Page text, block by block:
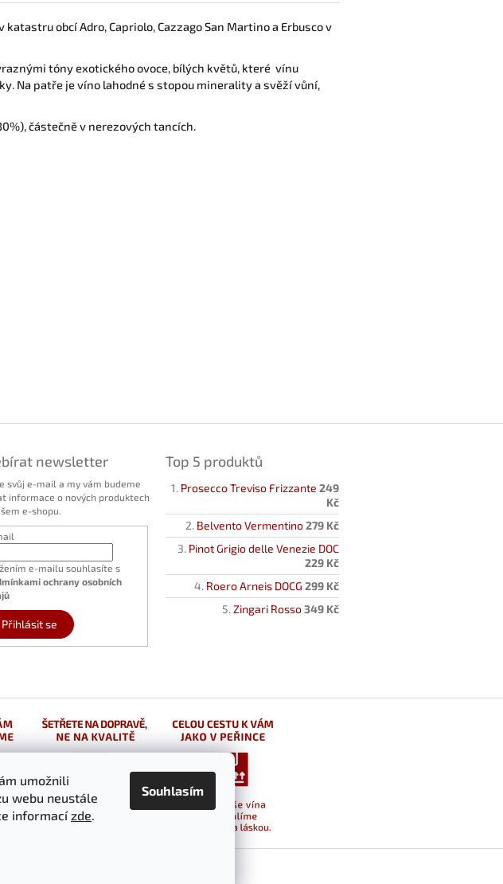
umožnili
webu neustále
informacízde.
Souhlasím
obcí Adro, Capriolo, Cazzago San Martino a Erbusco v
tóny exotického ovoce, bílých květů, které vínu
Na patře je víno lahodné s stopou minerality a svěží vůní,
částečně v nerezových tancích.
newsletter
svůj e-mail a my vám budeme
informace o nových produktech
e-shopu.
e-mailu souhlasíte s
ochrany osobních
Přihlásit se
Top 5 produktů
Prosecco Treviso Frizzante 249
Kč
Belvento Vermentino279 Kč
Pinot Grigio delle Venezie DOC
229 Kč
Roero Arneis DOCG 299 Kč
Zingari Rosso349 Kč